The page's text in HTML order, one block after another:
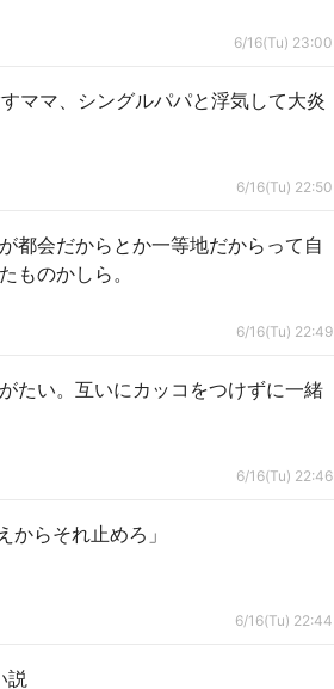
6/16(Tu) 23:00
ママ、シングルパパと浮気して大炎
6/16(Tu) 22:50
都会だからとか一等地だからって自
ものかしら。
6/16(Tu) 22:49
たい。互いにカッコをつけずに一緒
6/16(Tu) 22:46
らそれ止めろ」
6/16(Tu) 22:44
説